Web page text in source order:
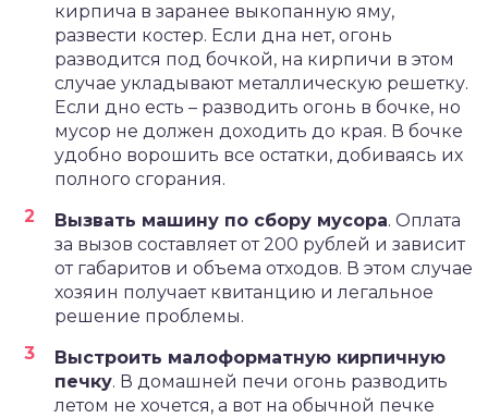
кирпича в заранее выкопанную яму,
развести костер. Если дна нет, огонь
разводится под бочкой, на кирпичи в этом
случае укладывают металлическую решетку.
Если дно есть – разводить огонь в бочке, но
мусор не должен доходить до края. В бочке
удобно ворошить все остатки, добиваясь их
полного сгорания.
Вызвать машину по сбору мусора. Оплата
за вызов составляет от 200 рублей и зависит
от габаритов и объема отходов. В этом случае
хозяин получает квитанцию и легальное
решение проблемы.
Выстроить малоформатную кирпичную
печку. В домашней печи огонь разводить
летом не хочется, а вот на обычной печке